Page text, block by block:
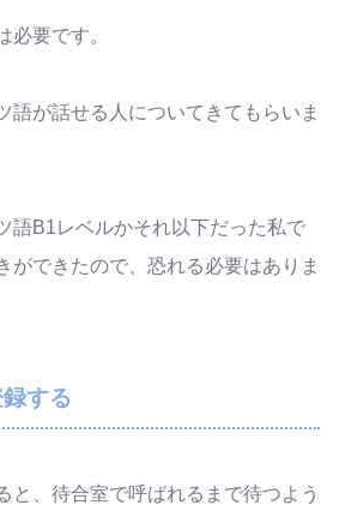
必要です。
語が話せる人についてきてもらいま
語B1レベルかそれ以下だった私で
ができたので、恐れる必要はありま
する
と、待合室で呼ばれるまで待つよう